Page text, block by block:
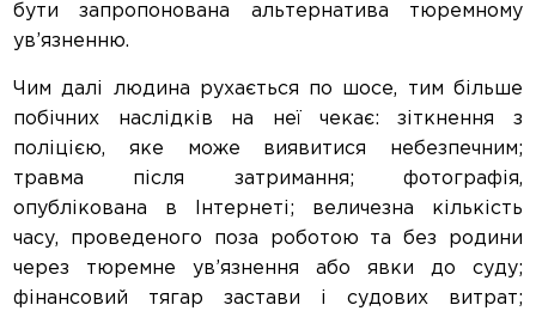
бути запропонована альтернатива тюремному
ув’язненню.
Чим далі людина рухається по шосе, тим більше
побічних наслідків на неї чекає: зіткнення з
поліцією, яке може виявитися небезпечним;
травма після затримання; фотографія,
опублікована в Інтернеті; величезна кількість
часу, проведеного поза роботою та без родини
через тюремне ув’язнення або явки до суду;
фінансовий тягар застави і судових витрат;